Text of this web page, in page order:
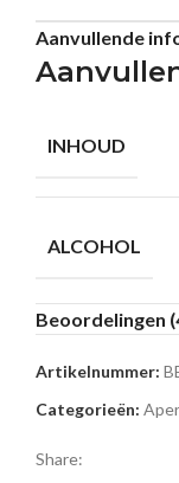
Aanvullende
INHOUD
ALCOHOL
Beoordelingen
Artikelnummer:
Categorieën:
Share: